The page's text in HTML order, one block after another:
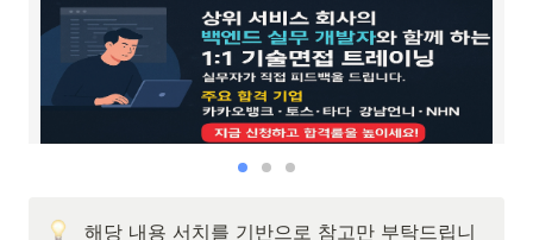
해당 내용 서치를 기반으로 참고만 부탁드립니